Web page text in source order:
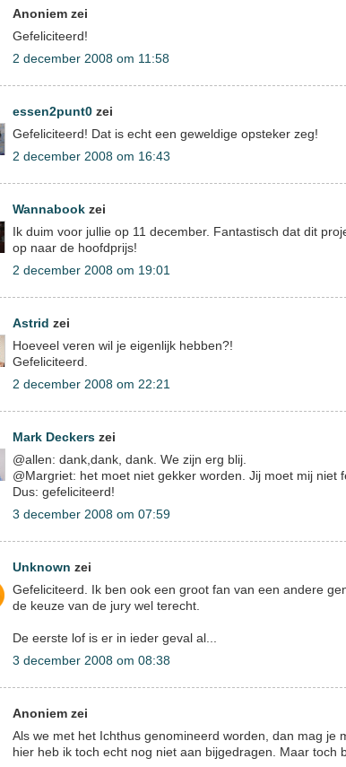
Anoniem zei
Gefeliciteerd!
2 december 2008 om 11:58
essen2punt0 zei
Gefeliciteerd! Dat is echt een geweldige opsteker zeg!
2 december 2008 om 16:43
Wannabook zei
Ik duim voor jullie op 11 december. Fantastisch dat dit
op naar de hoofdprijs!
2 december 2008 om 19:01
Astrid zei
Hoeveel veren wil je eigenlijk hebben?!
Gefeliciteerd.
2 december 2008 om 22:21
Mark Deckers zei
@allen: dank,dank, dank. We zijn erg blij.
@Margriet: het moet niet gekker worden. Jij moet mij niet
Dus: gefeliciteerd!
3 december 2008 om 07:59
Unknown zei
Gefeliciteerd. Ik ben ook een groot fan van een andere
de keuze van de jury wel terecht.
De eerste lof is er in ieder geval al...
3 december 2008 om 08:38
Anoniem zei
Als we met het Ichthus genomineerd worden, dan mag je
hier heb ik toch echt nog niet aan bijgedragen. Maar toch